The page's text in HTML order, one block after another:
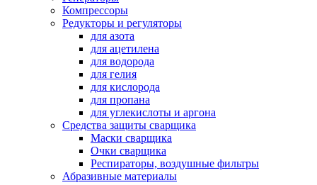
Компрессоры
Редукторы и регуляторы
для азота
для ацетилена
для водорода
для гелия
для кислорода
для пропана
для углекислоты и аргона
Средства защиты сварщика
Маски сварщика
Очки сварщика
Респираторы, воздушные фильтры
Абразивные материалы